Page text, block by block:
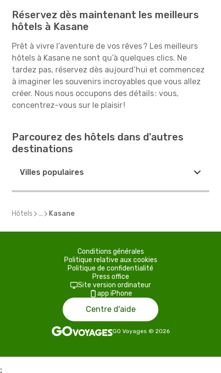
Réservez dès maintenant les meilleurs
hôtels à Kasane
Prêt à vivre l’aventure de vos rêves ? Les meilleurs
hôtels à Kasane ne sont qu’à quelques clics. Ne
tardez pas, réservez dès aujourd’hui et commencez
à imaginer les souvenirs incroyables que vous allez
créer. Nous nous occupons des détails : vous,
concentrez-vous sur le plaisir !
Parcourez des hôtels dans d'autres
destinations
Villes populaires
Hôtels ... Kasane
Conditions générales
Politique relative aux cookies
Politique de confidentialité
Press office
Site version ordinateur
app iPhone
Centre d'aide
GO Voyages © 2026
;